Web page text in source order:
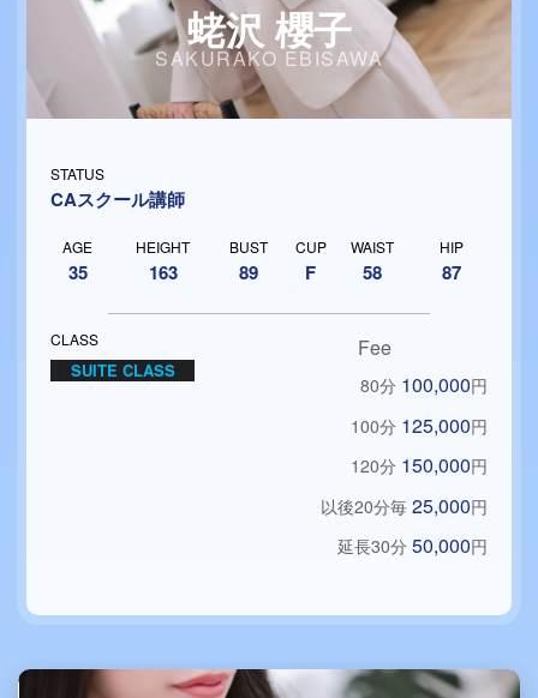
蛯沢 櫻子
SAKURAKO EBISAWA
STATUS
CAスクール講師
AGE
35
HEIGHT
163
BUST
89
CUP
F
WAIST
58
HIP
87
CLASS
SUITE CLASS
Fee
80分 100,000円
100分 125,000円
120分 150,000円
以後20分毎 25,000円
延長30分 50,000円